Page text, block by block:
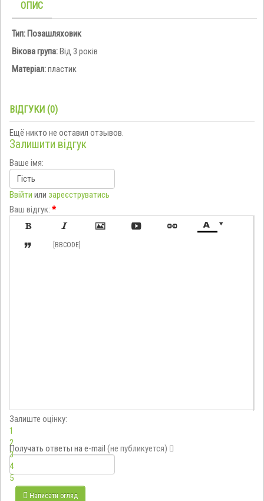
ОПИС
Тип: Позашляховик
Вікова група:Від 3 років
Матеріал:пластик
ВІДГУКИ (0)
Ещё никто не оставил отзывов.
Залишити відгук
Ваше імя:
Ввійти или зареєструватись
Ваш відгук: *

     
 [BBCODE]
Залиште оцінку:
1
2
3
4
5
Получать ответы на e-mail (не публикуется)
Написати огляд